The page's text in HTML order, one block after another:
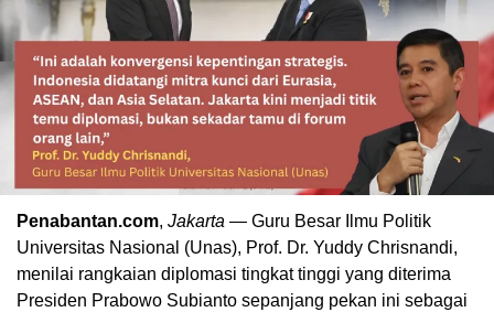
Penabantan.com, Jakarta — Guru Besar Ilmu Politik
Universitas Nasional (Unas), Prof. Dr. Yuddy Chrisnandi,
menilai rangkaian diplomasi tingkat tinggi yang diterima
Presiden Prabowo Subianto sepanjang pekan ini sebagai